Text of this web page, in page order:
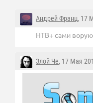
Андрей Франц, 17
НТВ+ сами
Злой Че, 17 Мая